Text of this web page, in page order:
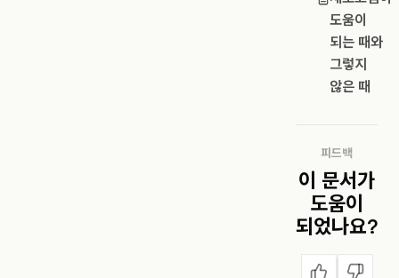
도움이
되는 때와
그렇지
않은 때
피드백
이 문서가
도움이
되었나요?